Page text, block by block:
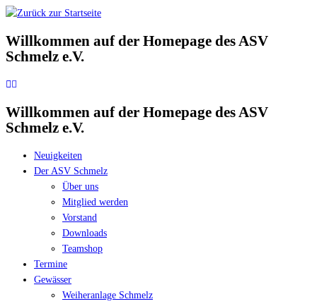
Zum
springen
Willkommen auf der Homepage des ASV
Schmelz e.V.
Willkommen auf der Homepage des ASV
Schmelz e.V.
Neuigkeiten
Der ASV Schmelz
Über uns
Mitglied werden
Vorstand
Downloads
Teamshop
Termine
Gewässer
Weiheranlage Schmelz